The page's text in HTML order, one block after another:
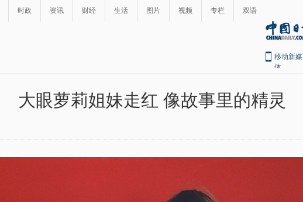
时政 资讯 财经 生活 图片 视频 专栏 双语
移动新媒
体
大眼萝莉姐妹走红 像故事里的精灵